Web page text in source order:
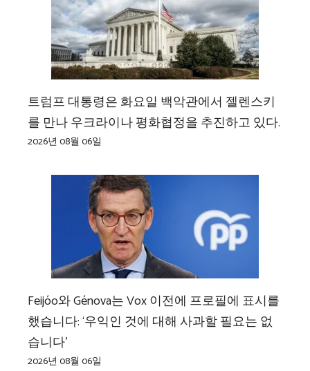
트럼프 대통령은 화요일 백악관에서 젤렌스키
를 만나 우크라이나 평화협정을 추진하고 있다.
2026년 08월 06일
Feijóo와 Génova는 Vox 이전에 프로필에 표시를
했습니다: ‘우익인 것에 대해 사과할 필요는 없
습니다’
2026년 08월 06일